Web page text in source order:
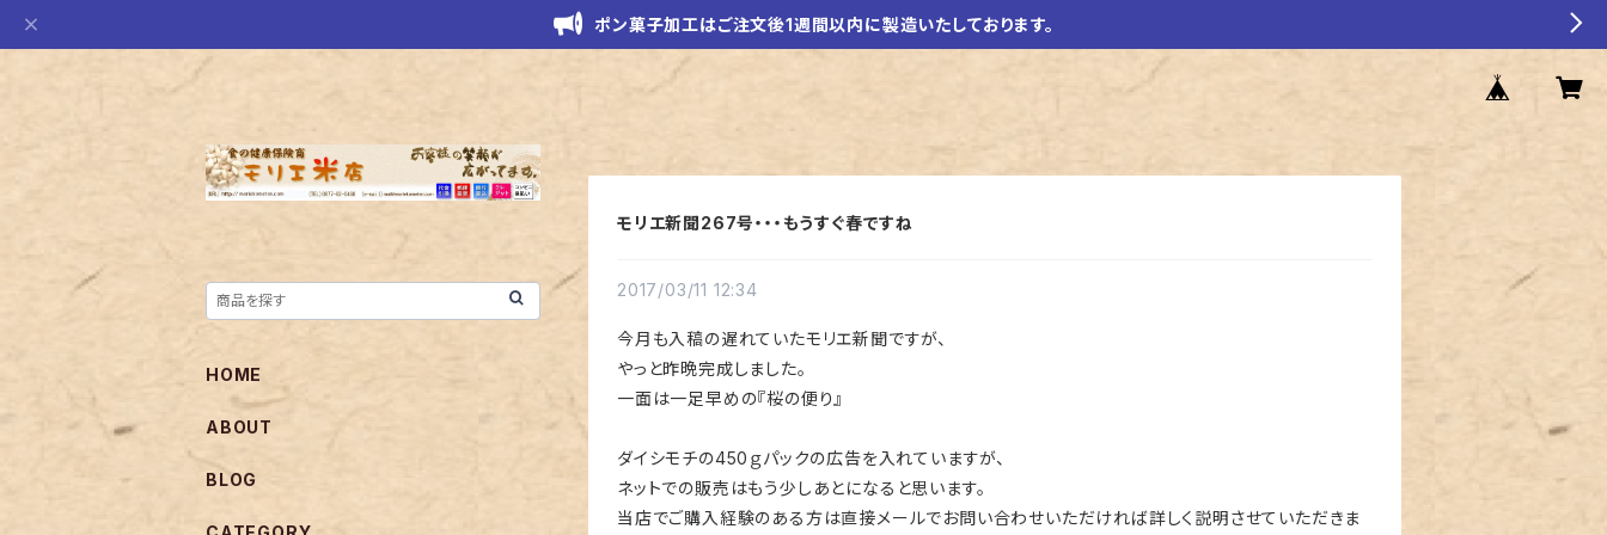
ポン菓子加工はご注文後1週間以内に製造いたしております。
モリエ新聞267号・・・もうすぐ春ですね
2017/03/11 12:34
今月も入稿の遅れていたモリエ新聞ですが、
やっと昨晩完成しました。
一面は一足早めの『桜の便り』
ダイシモチの450ｇパックの広告を入れていますが、
ネットでの販売はもう少しあとになると思います。
当店でご購入経験のある方は直接メールでお問い合わせいただければ詳しく説明させていただきま
HOME
ABOUT
BLOG